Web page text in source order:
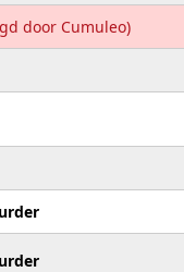
door Cumuleo)